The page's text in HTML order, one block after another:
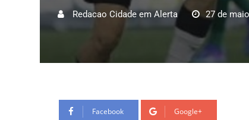
Redacao Cidade em Alerta 27 de
Facebook Google+